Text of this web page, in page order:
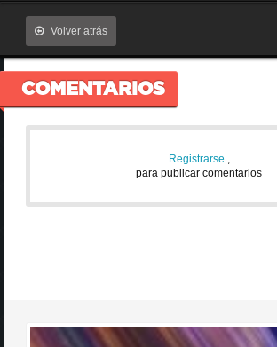
Volver atrás
COMENTARIOS
Registrarse ,
para publicar comentarios